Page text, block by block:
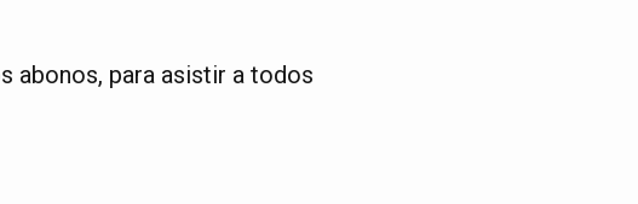
abonos, para asistir a todos